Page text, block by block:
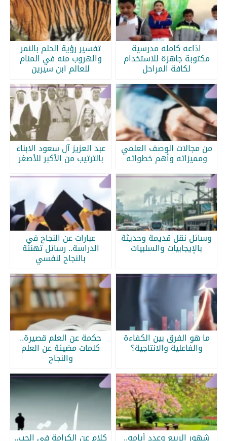
اذاعه كامله مدرسية
مكتوبة جاهزة للاستخدام
لكافة المراحل
تفسير رؤية الحلم بالنمر
والهروب منه في المنام
للعالم ابن سيرين
من مجالات الوصف العلمي
ومميزاته وأهم خطواته
عبد العزيز آل سعود الابناء
بالترتيب من الأكبر للأصغر
وسائل نقل قديمة وحديثة
بالإيجابيات والسلبيات
عبارات عن النجاح في
الدراسة.. رسائل تهنئة
بالنجاح لنفسي
ما هو الفرق بين الكفاءة
والفاعلية والانتاجية؟
حكمة عن العلم قصيرة..
كلمات مضيئة عن العلم
والنجاح
شهور الربيع وعدد أيامه.. كلام عن الكرامة في الحب..